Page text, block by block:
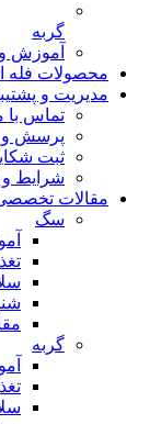
گربه
آموزش
محصولات فله
مدیریت و
تماس با
پرسش و
ثبت
شرایط و
مقالات
سگ
گربه